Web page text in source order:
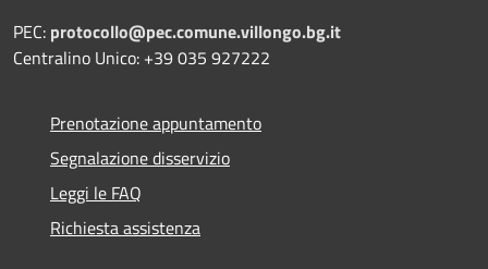
PEC: protocollo@pec.comune.villongo.bg.it
Centralino Unico: +39 035 927222
Prenotazione appuntamento
Segnalazione disservizio
Leggi le FAQ
Richiesta assistenza